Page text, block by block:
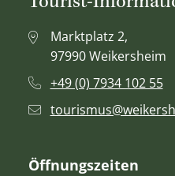
Marktplatz 2,
97990 Weikersheim
+49 (0) 7934 102 55
Öffnungszeiten